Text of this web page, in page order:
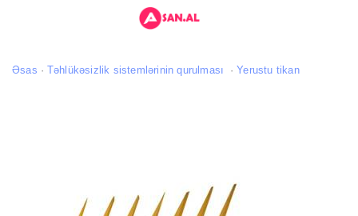
Əsas Təhlükəsizlik sistemlərinin qurulması Yerustu tikan